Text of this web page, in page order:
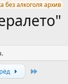
без алкоголя архив